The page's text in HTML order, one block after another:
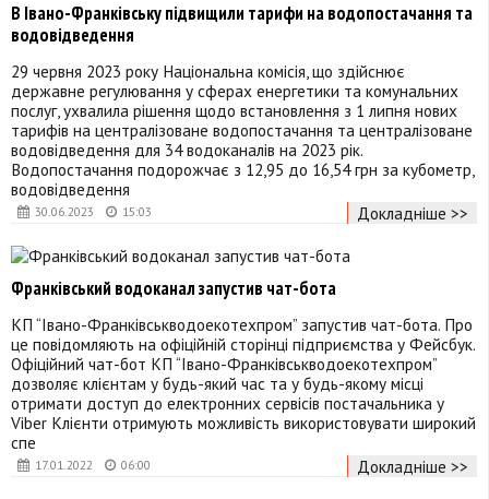
30.06.2023 15:03
В Івано-Франківську підвищили тарифи на водопостачання та
водовідведення
29 червня 2023 року Національна комісія, що здійснює
державне регулювання у сферах енергетики та комунальних
послуг, ухвалила рішення щодо встановлення з 1 липня нових
тарифів на централізоване водопостачання та централізоване
водовідведення для 34 водоканалів на 2023 рік.
Водопостачання подорожчає з 12,95 до 16,54 грн за кубометр,
водовідведення
Докладніше >>
17.01.2022 06:00
Франківський водоканал запустив чат-бота
КП “Івано-Франківськводоекотехпром” запустив чат-бота. Про
це повідомляють на офіційній сторінці підприємства у Фейсбук.
Офіційний чат-бот КП “Івано-Франківськводоекотехпром”
дозволяє клієнтам у будь-який час та у будь-якому місці
отримати доступ до електронних сервісів постачальника у
Viber Клієнти отримують можливість використовувати широкий
спе
Докладніше >>